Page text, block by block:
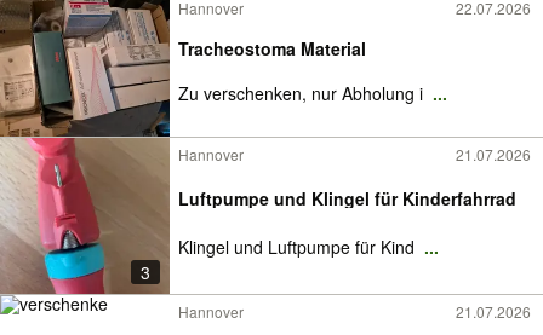
Hannover 22.07.2026
Tracheostoma Material
Zu verschenken, nur Abholung i ...
3
Hannover 21.07.2026
Luftpumpe und Klingel für Kinderfahrrad
Klingel und Luftpumpe für Kind ...
Hannover 21.07.2026